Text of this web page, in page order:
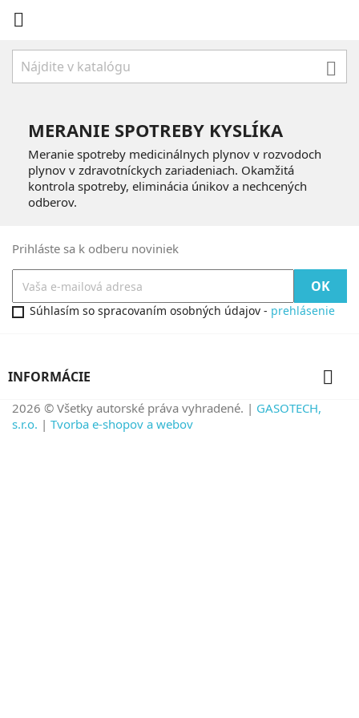


MERANIE SPOTREBY KYSLÍKA
Meranie spotreby medicinálnych plynov v rozvodoch
plynov v zdravotníckych zariadeniach. Okamžitá
kontrola spotreby, eliminácia únikov a nechcených
odberov.
Prihláste sa k odberu noviniek
Súhlasím so spracovaním osobných údajov - prehlásenie
INFORMÁCIE 
2026 © Všetky autorské práva vyhradené. | GASOTECH,
s.r.o. | Tvorba e-shopov a webov